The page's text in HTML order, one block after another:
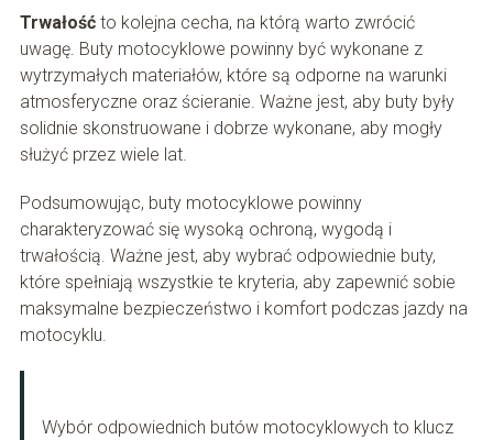
Trwałośćto kolejna cecha, na którą warto zwrócić
uwagę. Buty motocyklowe powinny być wykonane z
wytrzymałych materiałów, które są odporne na warunki
atmosferyczne oraz ścieranie. Ważne jest, aby buty były
solidnie skonstruowane i dobrze wykonane, aby mogły
służyć przez wiele lat.
Podsumowując, buty motocyklowe powinny
charakteryzować się wysoką ochroną, wygodą i
trwałością. Ważne jest, aby wybrać odpowiednie buty,
które spełniają wszystkie te kryteria, aby zapewnić sobie
maksymalne bezpieczeństwo i komfort podczas jazdy na
motocyklu.
Wybór odpowiednich butów motocyklowych to klucz